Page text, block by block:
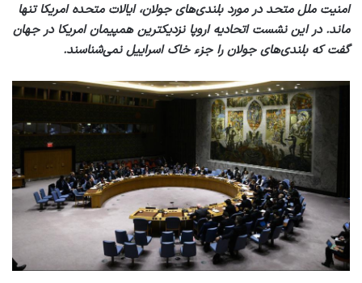
امنیت ملل متحد در مورد بلندی‌های جولان، ایالات متحده امریکا تنها
ماند. در این نشست اتحادیه اروپا نزدیکترین همپیمان امریکا در جهان
گفت که بلندی‌های جولان را جزء خاک اسراییل نمی‌شناسند.